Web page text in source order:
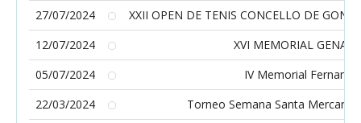
27/07/2024
XXII OPEN DE TENIS CONCELLO DE
12/07/2024
XVI MEMORIAL
05/07/2024
IV Memorial
22/03/2024
Torneo Semana Santa Mercan